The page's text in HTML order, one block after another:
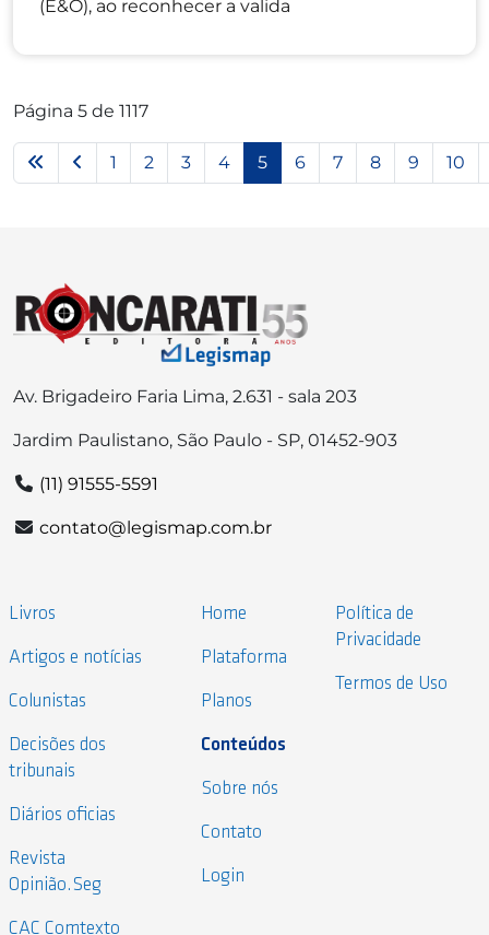
(E&O), ao reconhecer a valida
Página 5 de 1117
1 2 3 4 5 6 7 8 9 10
Av. Brigadeiro Faria Lima, 2.631 - sala 203
Jardim Paulistano, São Paulo - SP, 01452-903
(11) 91555-5591
contato@legismap.com.br
Livros
Artigos e notícias
Colunistas
Decisões dos
tribunais
Diários oficias
Revista
Opinião.Seg
CAC Comtexto
Home
Plataforma
Planos
Conteúdos
Sobre nós
Contato
Login
Política de
Privacidade
Termos de Uso